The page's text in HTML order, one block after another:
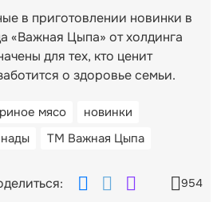
в приготовлении новинки в
«Важная Цыпа» от холдинга
для тех, кто ценит
о здоровье семьи.
мясо
новинки
ТМ Важная Цыпа
954